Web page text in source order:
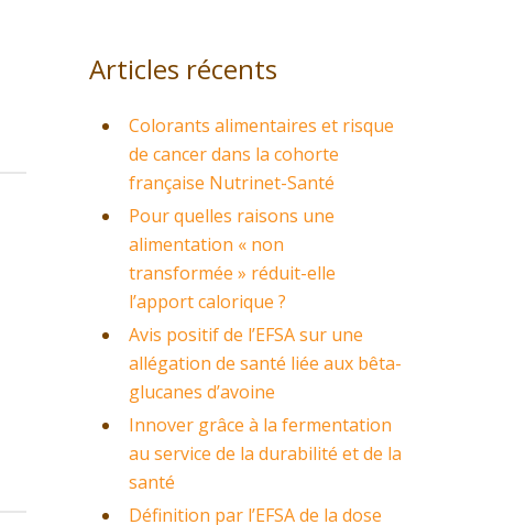
Articles récents
Colorants alimentaires et risque
de cancer dans la cohorte
française Nutrinet-Santé
Pour quelles raisons une
alimentation « non
transformée » réduit-elle
l’apport calorique ?
Avis positif de l’EFSA sur une
allégation de santé liée aux bêta-
glucanes d’avoine
Innover grâce à la fermentation
au service de la durabilité et de la
santé
Définition par l’EFSA de la dose